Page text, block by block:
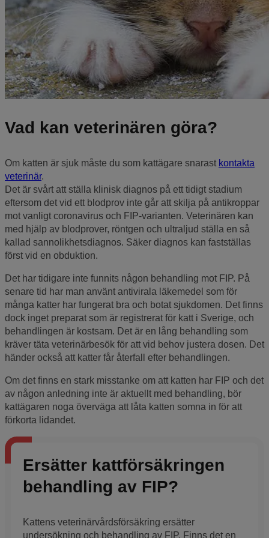
Vad kan veterinären göra?
Om katten är sjuk måste du som kattägare snarast kontakta
veterinär.
Det är svårt att ställa klinisk diagnos på ett tidigt stadium
eftersom det vid ett blodprov inte går att skilja på antikroppar
mot vanligt coronavirus och FIP-varianten. Veterinären kan
med hjälp av blodprover, röntgen och ultraljud ställa en så
kallad sannolikhetsdiagnos. Säker diagnos kan fastställas
först vid en obduktion.
Det har tidigare inte funnits någon behandling mot FIP. På
senare tid har man använt antivirala läkemedel som för
många katter har fungerat bra och botat sjukdomen. Det finns
dock inget preparat som är registrerat för katt i Sverige, och
behandlingen är kostsam. Det är en lång behandling som
kräver täta veterinärbesök för att vid behov justera dosen. Det
händer också att katter får återfall efter behandlingen.
Om det finns en stark misstanke om att katten har FIP och det
av någon anledning inte är aktuellt med behandling, bör
kattägaren noga överväga att låta katten somna in för att
förkorta lidandet.
Ersätter kattförsäkringen
behandling av FIP?
Kattens veterinärvårdsförsäkring ersätter
undersökning och behandling av FIP. Finns det en